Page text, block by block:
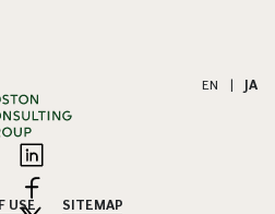
EN | JA
USE
SITEMAP